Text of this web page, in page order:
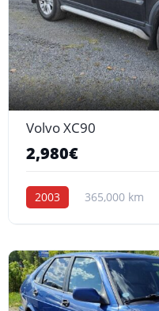
Volvo XC90
2,980€
2003 365,000 km